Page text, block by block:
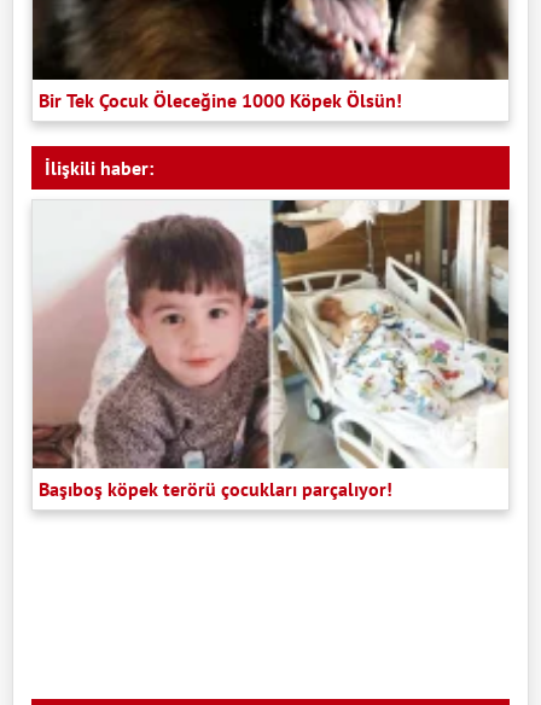
Bir Tek Çocuk Öleceğine 1000 Köpek Ölsün!
İlişkili haber:
Başıboş köpek terörü çocukları parçalıyor!